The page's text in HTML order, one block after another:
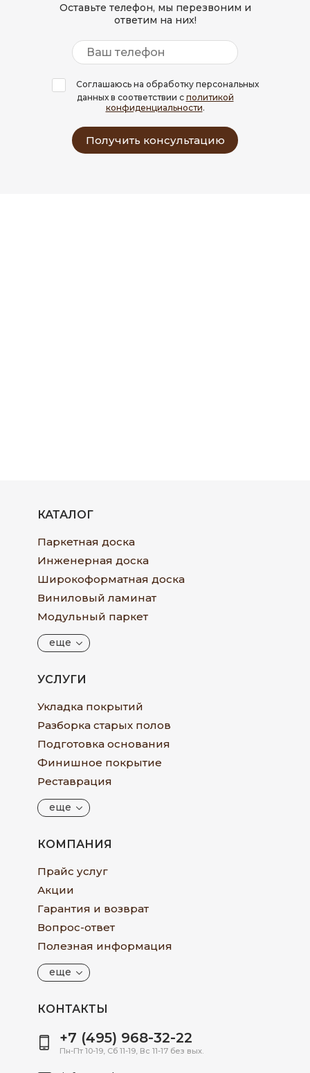
Оставьте телефон, мы перезвоним и
ответим на них!
Соглашаюсь на обработку персональных
данных в соответствии с политикой
конфиденциальности.
Получить консультацию
КАТАЛОГ
Паркетная доска
Инженерная доска
Широкоформатная доска
Виниловый ламинат
Модульный паркет
еще
УСЛУГИ
Укладка покрытий
Разборка старых полов
Подготовка основания
Финишное покрытие
Реставрация
еще
КОМПАНИЯ
Прайс услуг
Акции
Гарантия и возврат
Вопрос-ответ
Полезная информация
еще
КОНТАКТЫ
+7 (495) 968-32-22
Пн-Пт 10-19, Сб 11-19, Вс 11-17 без вых.